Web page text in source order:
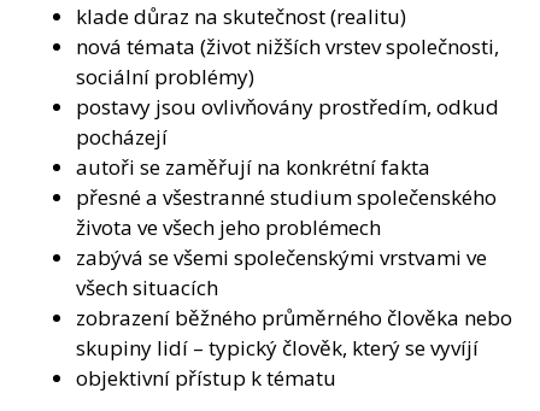
klade důraz na skutečnost (realitu)
nová témata (život nižších vrstev společnosti,
sociální problémy)
postavy jsou ovlivňovány prostředím, odkud
pocházejí
autoři se zaměřují na konkrétní fakta
přesné a všestranné studium společenského
života ve všech jeho problémech
zabývá se všemi společenskými vrstvami ve
všech situacích
zobrazení běžného průměrného člověka nebo
skupiny lidí – typický člověk, který se vyvíjí
objektivní přístup k tématu